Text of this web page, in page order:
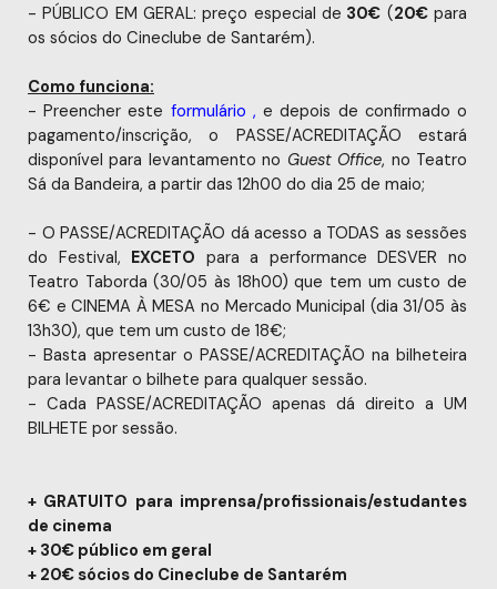
- PÚBLICO EM GERAL: preço especial de 30€ (20€ para
os sócios do Cineclube de Santarém).
Como funciona:
- Preencher este formulário , e depois de confirmado o
pagamento/inscrição, o PASSE/ACREDITAÇÃO estará
disponível para levantamento no Guest Office, no Teatro
Sá da Bandeira, a partir das 12h00 do dia 25 de maio;
- O PASSE/ACREDITAÇÃO dá acesso a TODAS as sessões
do Festival, EXCETO para a performance DESVER no
Teatro Taborda (30/05 às 18h00) que tem um custo de
6€ e CINEMA À MESA no Mercado Municipal (dia 31/05 às
13h30), que tem um custo de 18€;
- Basta apresentar o PASSE/ACREDITAÇÃO na bilheteira
para levantar o bilhete para qualquer sessão.
- Cada PASSE/ACREDITAÇÃO apenas dá direito a UM
BILHETE por sessão.
+ GRATUITO para imprensa/profissionais/estudantes
de cinema
+ 30€ público em geral
+ 20€ sócios do Cineclube de Santarém